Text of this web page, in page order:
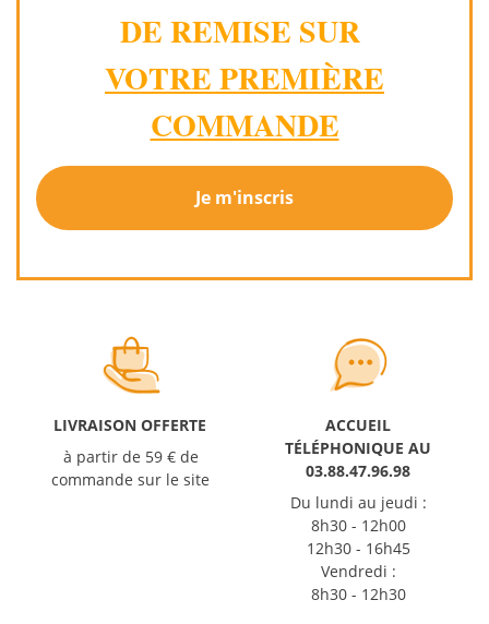
DE REMISE SUR
VOTRE PREMIÈRE
COMMANDE
Je m'inscris
LIVRAISON OFFERTE
à partir de 59 € de
commande sur le site
ACCUEIL
TÉLÉPHONIQUE AU
03.88.47.96.98
Du lundi au jeudi :
8h30 - 12h00
12h30 - 16h45
Vendredi :
8h30 - 12h30